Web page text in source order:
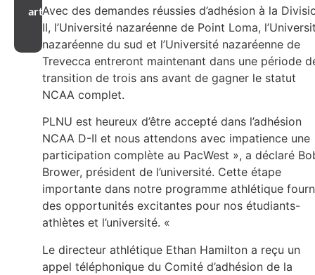
article
Avec des demandes réussies d’adhésion à la
II, l’Université nazaréenne de Point Loma,
nazaréenne du sud et l’Université nazaréenne de
Trevecca entreront maintenant dans une période
transition de trois ans avant de gagner le statut
NCAA complet.
PLNU est heureux d’être accepté dans l’adhésion
NCAA D-II et nous attendons avec impatience une
participation complète au PacWest », a déclaré
Brower, président de l’université. Cette étape
importante dans notre programme athlétique
des opportunités excitantes pour nos étudiants-
athlètes et l’université. «
Le directeur athlétique Ethan Hamilton a reçu un
appel téléphonique du Comité d’adhésion de la